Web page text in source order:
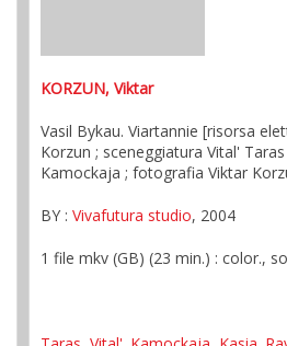
KORZUN, Viktar
Vasil Bykau. Viartannie [risorsa
Korzun ; sceneggiatura Vital'
Kamockaja ; fotografia Viktar
BY : Vivafutura studio, 2004
1 file mkv (GB) (23 min.) : color.,